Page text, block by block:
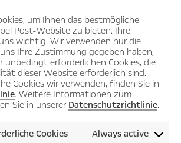
um Ihnen das bestmögliche
Post-Website zu bieten. Ihre
wichtig. Wir verwenden nur die
Ihre Zustimmung gegeben haben,
unbedingt erforderlichen Cookies, die
dieser Website erforderlich sind.
Cookies wir verwenden, finden Sie in
. Weitere Informationen zum
Sie in unserer Datenschutzrichtlinie.
Cookies Always active